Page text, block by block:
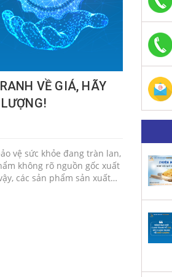
VỀ GIÁ, HÃY
vệ sức khỏe đang tràn lan,
không rõ nguồn gốc xuất
các sản phẩm sản xuất